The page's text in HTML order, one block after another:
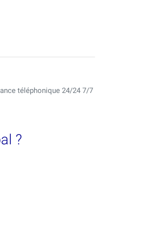
téléphonique 24/24 7/7
?